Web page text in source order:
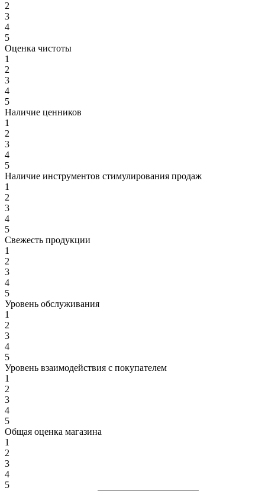
2
3
4
5
Оценка чистоты
1
2
3
4
5
Наличие ценников
1
2
3
4
5
Наличие инструментов стимулирования продаж
1
2
3
4
5
Свежесть продукции
1
2
3
4
5
Уровень обслуживания
1
2
3
4
5
Уровень взаимодействия с покупателем
1
2
3
4
5
Общая оценка магазина
1
2
3
4
5